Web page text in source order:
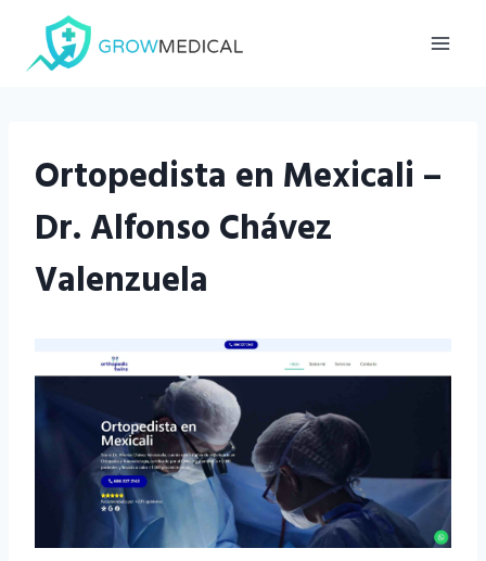
contenido
Ortopedista en Mexicali –
Dr. Alfonso Chávez
Valenzuela